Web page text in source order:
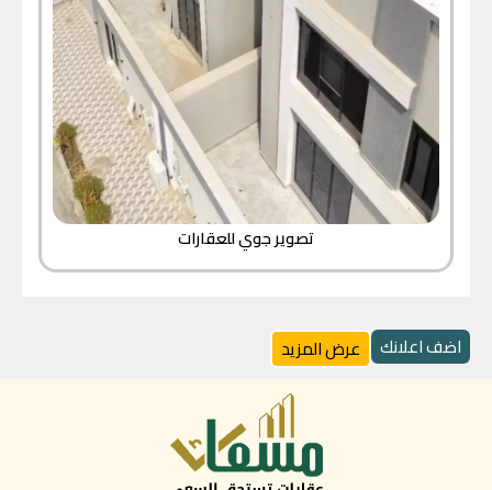
تصوير جوي للعقارات
اضف اعلانك عرض المزيد